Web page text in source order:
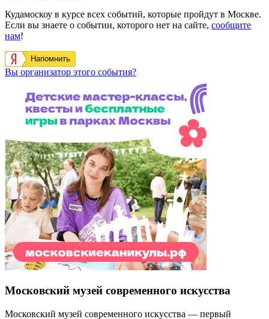
Кудамоскоу в курсе всех событий, которые пройдут в Москве.
Если вы знаете о событии, которого нет на сайте, сообщите
нам!
Напомнить
Вы организатор этого события?
Московский музей современного искусства
Московский музей современного искусства — первый